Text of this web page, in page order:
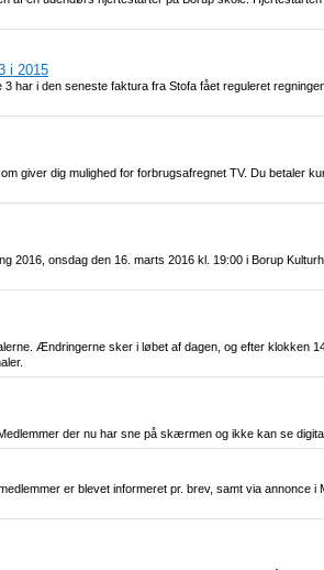
i 2015
3 har i den seneste faktura fra Stofa fået reguleret
giver dig mulighed for forbrugsafregnet TV. Du betaler
2016, onsdag den 16. marts 2016 kl. 19:00 i Borup
Ændringerne sker i løbet af dagen, og efter klokken
der nu har sne på skærmen og ikke kan se
er blevet informeret pr. brev, samt via